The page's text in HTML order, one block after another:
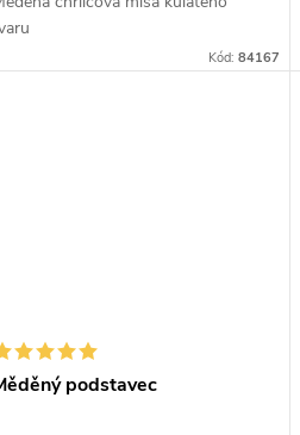
Kód: 84167
podstavec